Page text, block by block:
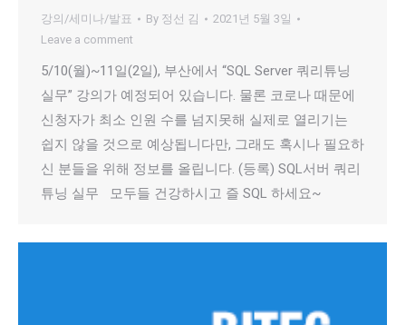
강의/세미나/발표 By 정선 김
2021년 5월 3일
Leave a comment
5/10(월)~11일(2일), 부산에서 “SQL Server 쿼리튜닝
실무” 강의가 예정되어 있습니다. 물론 코로나 때문에
신청자가 최소 인원 수를 넘지못해 실제로 열리기는
쉽지 않을 것으로 예상됩니다만, 그래도 혹시나 필요하
신 분들을 위해 정보를 올립니다. (등록) SQL서버 쿼리
튜닝 실무 모두들 건강하시고 즐 SQL 하세요~